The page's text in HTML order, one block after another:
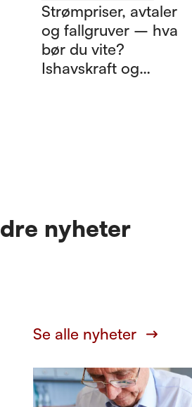
Strømpriser, avtaler
og fallgruver – hva
bør du vite?
Ishavskraft og
nyheter
Se alle nyheter